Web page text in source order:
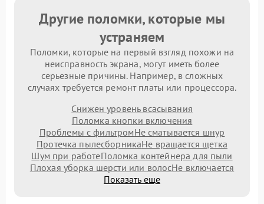
Другие поломки, которые мы
устраняем
Поломки, которые на первый взгляд похожи на
неисправность экрана, могут иметь более
серьезные причины. Например, в сложных
случаях требуется ремонт платы или процессора.
Снижен уровень всасывания
Поломка кнопки включения
Проблемы с фильтромНе сматывается шнур
Протечка пылесборникаНе вращается щетка
Шум при работеПоломка контейнера для пыли
Плохая уборка шерсти или волосНе включается
Показать еще